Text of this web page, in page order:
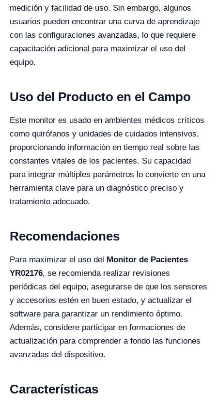
medición y facilidad de uso. Sin embargo, algunos
usuarios pueden encontrar una curva de aprendizaje
con las configuraciones avanzadas, lo que requiere
capacitación adicional para maximizar el uso del
equipo.
Uso del Producto en el Campo
Este monitor es usado en ambientes médicos críticos
como quirófanos y unidades de cuidados intensivos,
proporcionando información en tiempo real sobre las
constantes vitales de los pacientes. Su capacidad
para integrar múltiples parámetros lo convierte en una
herramienta clave para un diagnóstico preciso y
tratamiento adecuado.
Recomendaciones
Para maximizar el uso del Monitor de Pacientes
YR02176, se recomienda realizar revisiones
periódicas del equipo, asegurarse de que los sensores
y accesorios estén en buen estado, y actualizar el
software para garantizar un rendimiento óptimo.
Además, considere participar en formaciones de
actualización para comprender a fondo las funciones
avanzadas del dispositivo.
Características